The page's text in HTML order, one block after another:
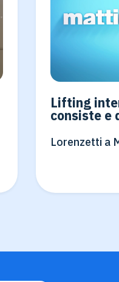
Lifting
consiste e
Lorenzetti a